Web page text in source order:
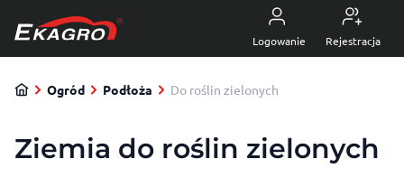
Logowanie Rejestracja
5.0 z 4470 opinii
Ogród Podłoża Do roślin zielonych
Ziemia do roślin zielonych